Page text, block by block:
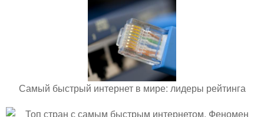
Самый быстрый интернет в мире: лидеры рейтинга